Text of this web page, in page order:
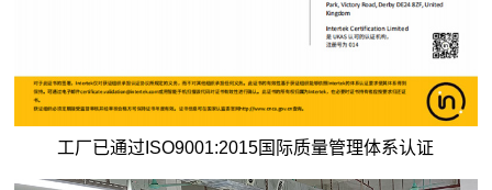
工厂已通过ISO9001:2015国际质量管理体系认证